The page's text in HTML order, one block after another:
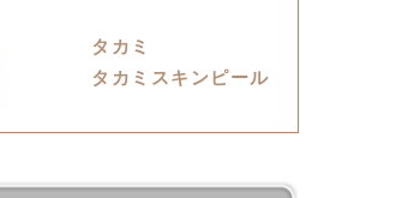
タカミ
タカミスキンピール